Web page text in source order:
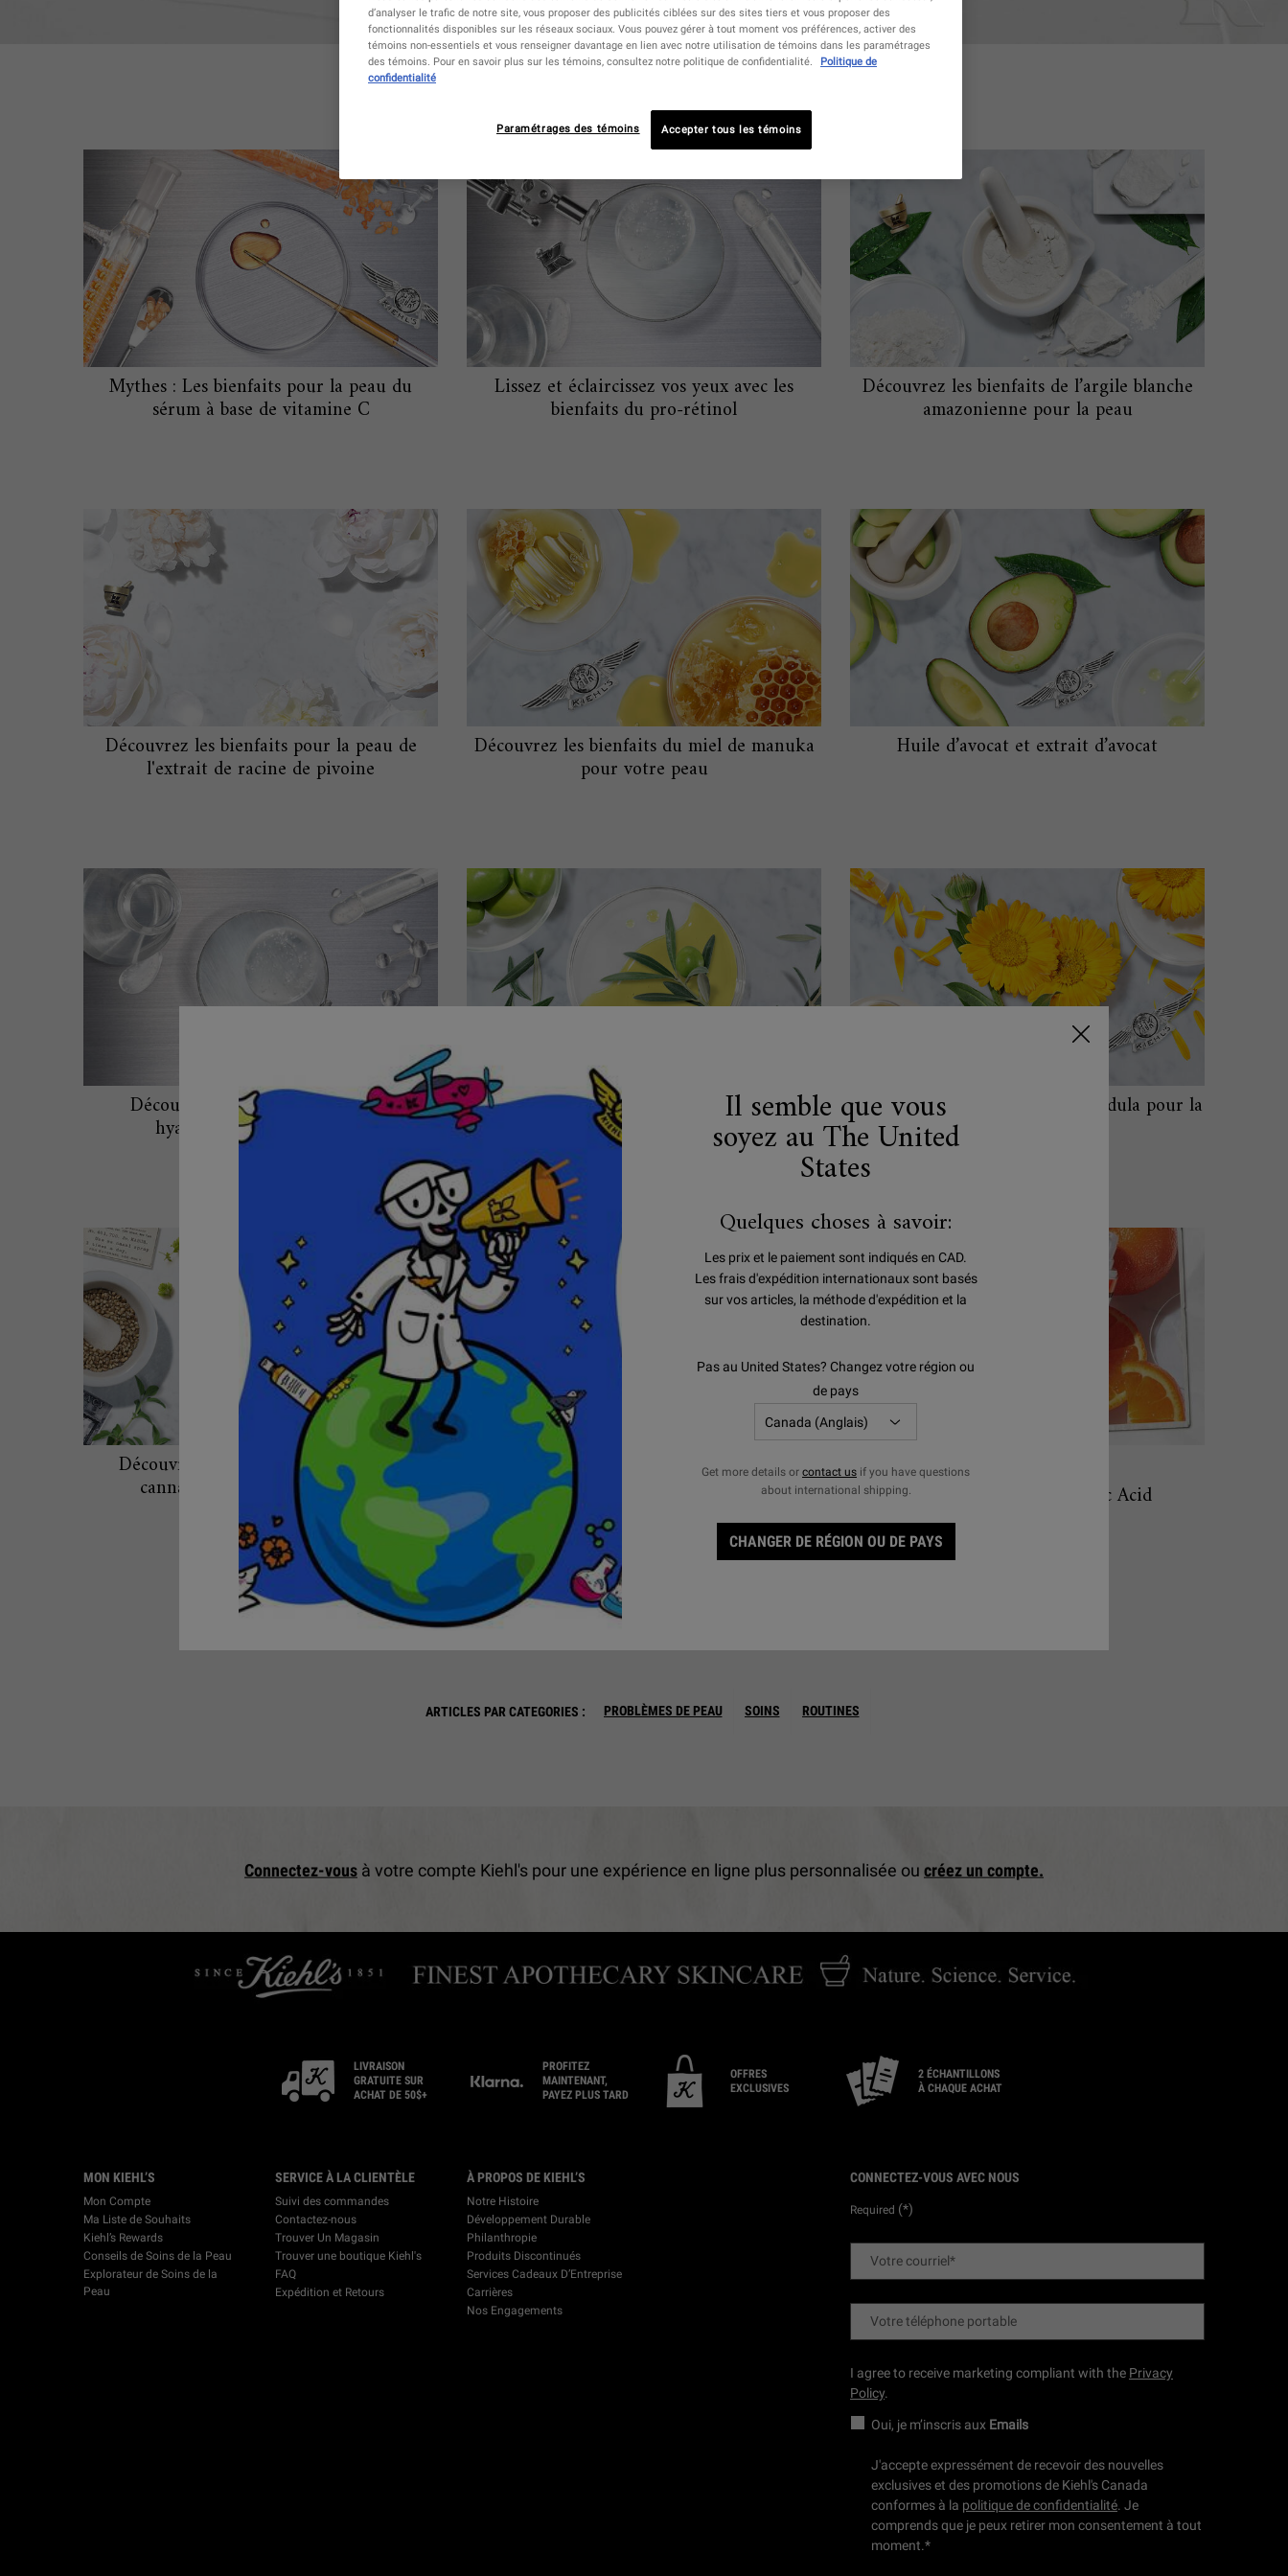
Mythes : Les bienfaits pour la peau du
sérum à base de vitamine C
Lissez et éclaircissez vos yeux avec les
bienfaits du pro-rétinol
Découvrez les bienfaits de l’argile blanche
amazonienne pour la peau
Découvrez les bienfaits pour la peau de
l'extrait de racine de pivoine
Découvrez les bienfaits du miel de manuka
pour votre peau
Huile d’avocat et extrait d’avocat
Découvrez les bienfaits de l’acide
hyaluronique pour la peau
Les bienfaits du squalane pour la peau Découvrez les bienfaits du calendula pour la
Découvrez les bienfaits de l'huile de
cannabis pour la peau - Kiehl's What is Collagen Banking? Vitamin C and Hyaluronic Acid
VOIR PLUS
ARTICLES PAR CATEGORIES : PROBLÈMES DE PEAU SOINS ROUTINES
Connectez-vous à votre compte Kiehl's pour une expérience en ligne plus personnalisée ou créez un compte.
LIVRAISON
GRATUITE SUR
ACHAT DE 50$+
PROFITEZ
MAINTENANT,
PAYEZ PLUS TARD
OFFRES
EXCLUSIVES
2 ÉCHANTILLONS
À CHAQUE ACHAT
MON KIEHL’S
Mon Compte
Ma Liste de Souhaits
Kiehl’s Rewards
Conseils de Soins de la Peau
Explorateur de Soins de la
Peau
SERVICE À LA CLIENTÈLE
Suivi des commandes
Contactez-nous
Trouver Un Magasin
Trouver une boutique Kiehl's
FAQ
Expédition et Retours
À PROPOS DE KIEHL’S
Notre Histoire
Développement Durable
Philanthropie
Produits Discontinués
Services Cadeaux D’Entreprise
Carrières
Nos Engagements
CONNECTEZ-VOUS AVEC NOUS
Required (*)
Votre courriel*
Votre téléphone portable
I agree to receive marketing compliant with the Privacy
Policy.
Oui, je m’inscris aux Emails
J'accepte expressément de recevoir des nouvelles
exclusives et des promotions de Kiehl's Canada
conformes à la politique de confidentialité. Je
comprends que je peux retirer mon consentement à tout
moment.*
d’analyser le trafic de notre site, vous proposer des publicités ciblées sur des sites tiers et vous proposer des
fonctionnalités disponibles sur les réseaux sociaux. Vous pouvez gérer à tout moment vos préférences, activer des
témoins non-essentiels et vous renseigner davantage en lien avec notre utilisation de témoins dans les paramétrages
des témoins. Pour en savoir plus sur les témoins, consultez notre politique de confidentialité.
Politique de
confidentialité
Accepter tous les témoins
Paramétrages des témoins
Il semble que vous
soyez au The United
States
Quelques choses à savoir:
Les prix et le paiement sont indiqués en CAD.
Les frais d'expédition internationaux sont basés
sur vos articles, la méthode d'expédition et la
destination.
Pas au United States? Changez votre région ou
de pays
Get more details or contact us if you have questions
about international shipping.
CHANGER DE RÉGION OU DE PAYS